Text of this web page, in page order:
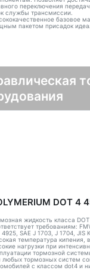
переключения
службы трансмиссии.
базовое
пакетом присадок
DOT 4
жидкость класса DOT
требованиям:
4925, SAE J 1703, J 1704, JIS
температура кипения,
нагрузки при
тормозной
любых тормозных систем
с классом dot4 и